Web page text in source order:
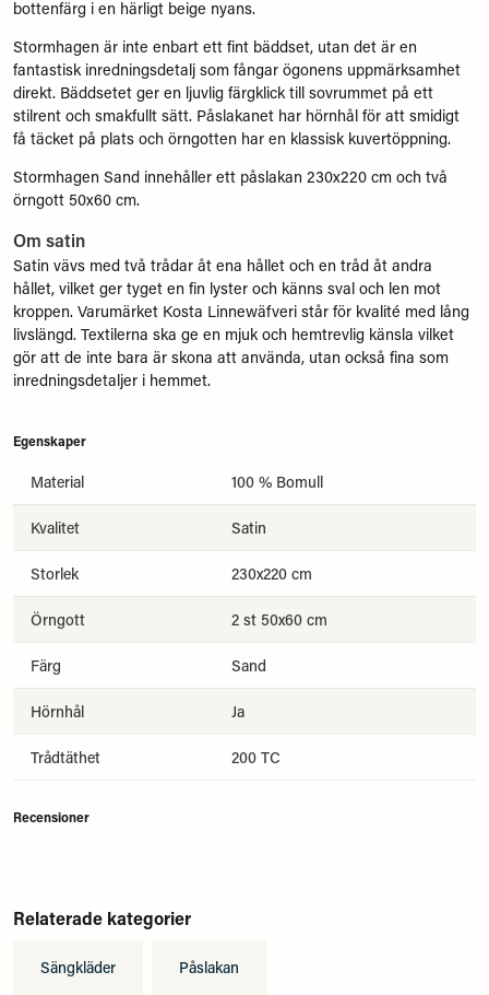
bottenfärg i en härligt beige nyans.
Stormhagen är inte enbart ett fint bäddset, utan det är en
fantastisk inredningsdetalj som fångar ögonens uppmärksamhet
direkt. Bäddsetet ger en ljuvlig färgklick till sovrummet på ett
stilrent och smakfullt sätt. Påslakanet har hörnhål för att smidigt
få täcket på plats och örngotten har en klassisk kuvertöppning.
Stormhagen Sand innehåller ett påslakan 230x220 cm och två
örngott 50x60 cm.
Om satin
Satin vävs med två trådar åt ena hållet och en tråd åt andra
hållet, vilket ger tyget en fin lyster och känns sval och len mot
kroppen. Varumärket Kosta Linnewäfveri står för kvalité med lång
livslängd. Textilerna ska ge en mjuk och hemtrevlig känsla vilket
gör att de inte bara är skona att använda, utan också fina som
inredningsdetaljer i hemmet.
Egenskaper
Material 100 % Bomull
Kvalitet Satin
Storlek 230x220 cm
Örngott 2 st 50x60 cm
Färg Sand
Hörnhål Ja
Trådtäthet 200 TC
Recensioner
Relaterade kategorier
Sängkläder Påslakan